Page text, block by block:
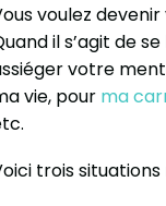
voulez
il s’agit de
votre
vie, pour ma
trois